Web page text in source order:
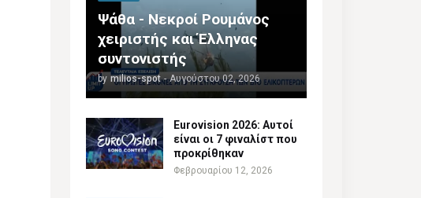
Ψάθα - Νεκροί Ρουμάνος
χειριστής και Έλληνας
συντονιστής
by milios-spot - Αυγούστου 02, 2026
Eurovision 2026: Αυτοί
είναι οι 7 φιναλίστ που
προκρίθηκαν
Φεβρουαρίου 12, 2026